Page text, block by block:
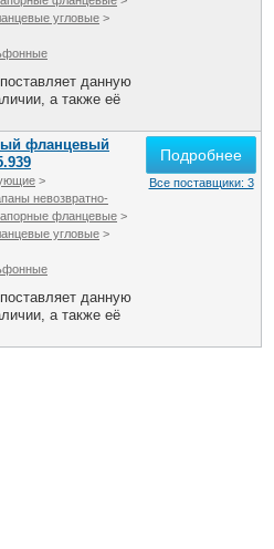
угловые >
данную
а также её
фланцевый
>
невозвратно-
фланцевые >
угловые >
данную
а также её
Подробнее
Все поставщики: 3